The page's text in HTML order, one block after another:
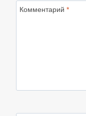
Комментарий *